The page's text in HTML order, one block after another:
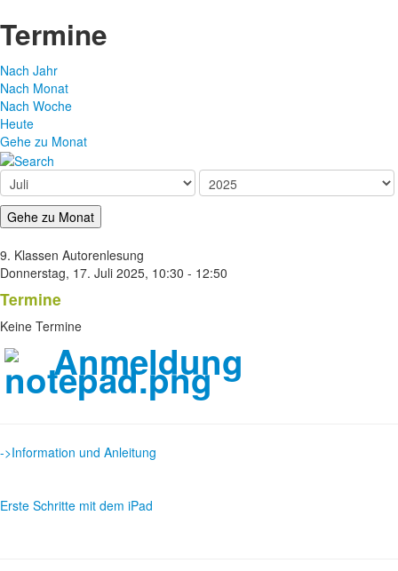
Termine
Nach Jahr
Nach Monat
Nach Woche
Heute
Gehe zu Monat
Gehe zu Monat
9. Klassen Autorenlesung
Donnerstag, 17. Juli 2025, 10:30 - 12:50
Termine
Keine Termine
Anmeldung
->Information und Anleitung
Erste Schritte mit dem iPad